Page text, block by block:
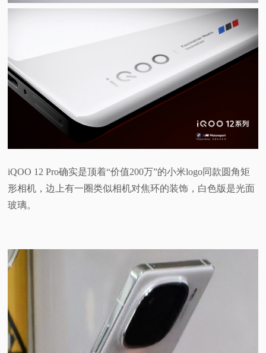
iQOO 12 Pro确实是顶着“价值200万”的小米logo同款圆角矩
形相机，边上有一圈类似相机对焦环的装饰，白色版是光面
玻璃。